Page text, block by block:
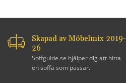
Skapad av Möbelmix 2019-
26
Soffguide.se hjälper dig att hitta
en soffa som passar.